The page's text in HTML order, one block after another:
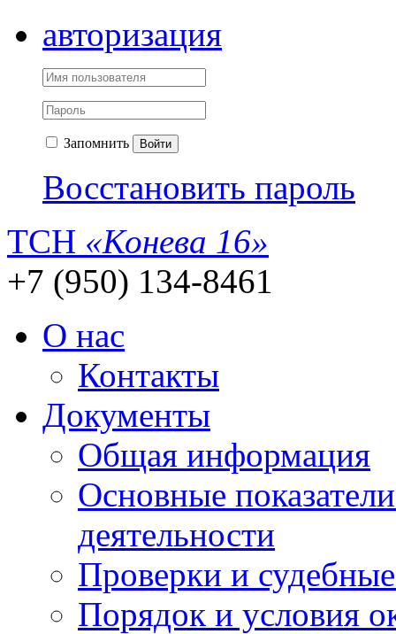
авторизация
Запомнить Войти
Восстановить пароль
ТСН «Конева 16»
+7 (950) 134-8461
О нас
Контакты
Документы
Общая информация
Основные
деятельности
Проверки и
Порядок и условия